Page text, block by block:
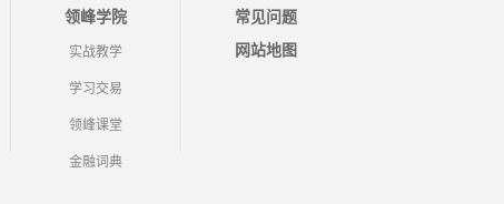
领峰学院
实战教学
学习交易
领峰课堂
金融词典
常见问题
网站地图